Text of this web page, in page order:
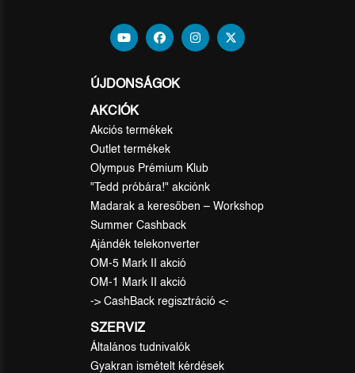
ÚJDONSÁGOK
AKCIÓK
Akciós termékek
Outlet termékek
Olympus Prémium Klub
"Tedd próbára!" akciónk
Madarak a keresőben – Workshop
Summer Cashback
Ajándék telekonverter
OM-5 Mark II akció
OM-1 Mark II akció
-> CashBack regisztráció <-
SZERVIZ
Általános tudnivalók
Gyakran ismételt kérdések